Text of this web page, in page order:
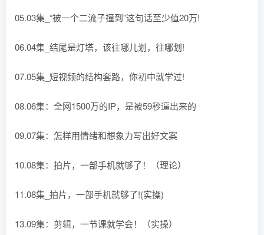
05.03集_“被一个二流子撞到”这句话至少值20万!
06.04集_结尾是灯塔，该往哪儿划，往哪划!
07.05集_短视频的结构套路，你初中就学过!
08.06集：全网1500万的IP，是被59秒逼出来的
09.07集：怎样用情绪和想象力写出好文案
10.08集：拍片，一部手机就够了！（理论）
11.08集_拍片，一部手机就够了!(实操)
13.09集：剪辑，一节课就学会！（实操）